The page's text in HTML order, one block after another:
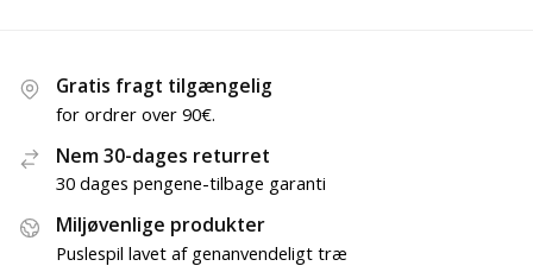
Gratis fragt tilgængelig
for ordrer over 90€.
Nem 30-dages returret
30 dages pengene-tilbage garanti
Miljøvenlige produkter
Puslespil lavet af genanvendeligt træ